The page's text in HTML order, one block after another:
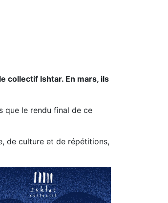
collectif Ishtar. En mars, ils
que le rendu final de ce
de culture et de répétitions,